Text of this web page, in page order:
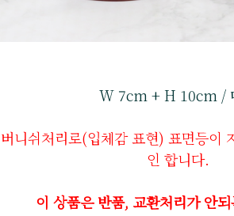
W 7cm + H 10cm /
버니쉬처리로(입체감 표현) 표면등이
인 합니다.
이 상품은 반품, 교환처리가 안